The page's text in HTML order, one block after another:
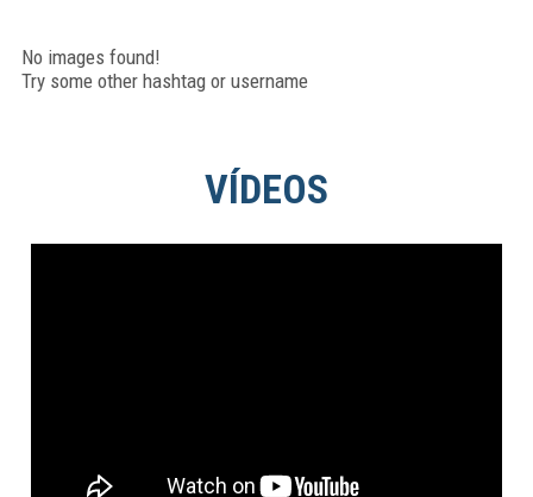
No images found!
Try some other hashtag or username
VÍDEOS